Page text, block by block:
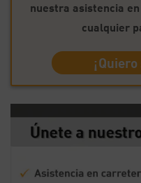
nuestra asistencia
cualquier